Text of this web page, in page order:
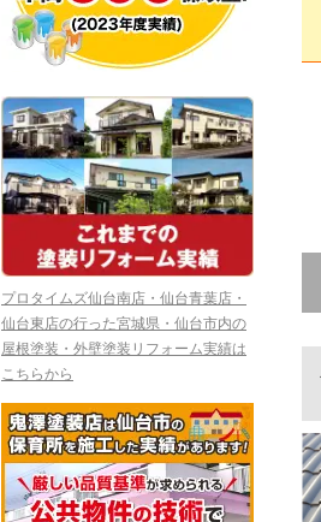
プロタイムズ仙台南店・仙台青葉店・
仙台東店の行った宮城県・仙台市内の
屋根塗装・外壁塗装リフォーム実績は
こちらから